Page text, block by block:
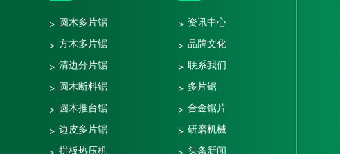
圆木多片锯
方木多片锯
清边分片锯
圆木断料锯
圆木推台锯
边皮多片锯
拼板热压机
资讯中心
品牌文化
联系我们
多片锯
合金锯片
研磨机械
头条新闻